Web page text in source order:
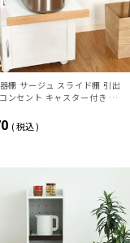
棚 サージュ スライド棚 引出
ンセント キャスター付き キ
シンプル ナチュラル 白
税込